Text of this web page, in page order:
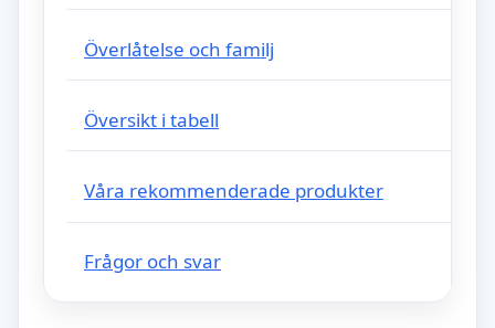
Överlåtelse och familj
Översikt i tabell
Våra rekommenderade produkter
Frågor och svar